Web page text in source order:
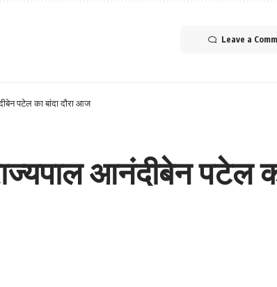
Leave a
पटेल का बांदा दौरा आज
आनंदीबेन पटेल